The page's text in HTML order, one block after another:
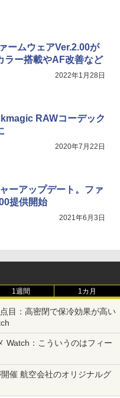
ームウェアVer.2.00が
ラー搭載やAF改善など
2022年1月28日
RAWコーデック
2020年7月22日
ーアップデート。ファ
提供開始
2021年6月3日
1週間 1カ月
目：高密閉で保冷効果が高い
Watch：こういうのはフィー
催 航空会社のオリジナルグ